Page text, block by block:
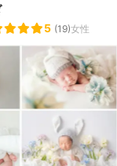
5 (19)女性